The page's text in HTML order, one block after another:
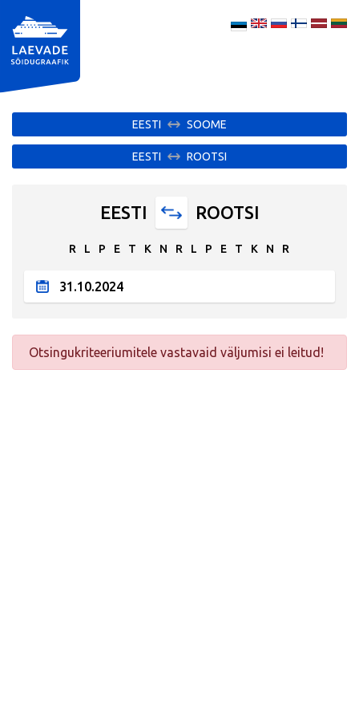
EESTI SOOME
EESTI ROOTSI
EESTI ROOTSI
R L P E T K N R L P E T K N R
Otsingukriteeriumitele vastavaid väljumisi ei leitud!